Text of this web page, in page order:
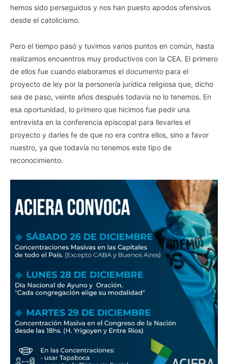
hemos sido perseguidos y nos han puesto apodos ofensivos
desde el catolicismo.
Pero el tiempo pasó y tuvimos varios puntos en común, hasta
realizamos encuentros muy productivos con la CEA. El primero
de ellos fue cuando elaboramos el documento para el
proyecto de ley por la personería jurídica religiosa que, dicho
sea de paso, veinte años después todavía no lo tenemos. En
esa oportunidad, lo primero que hicimos fue pedir una
entrevista en la conferencia episcopal para llevarles el
proyecto y darles fe de que no era contra ellos, sino a favor
nuestro, ya que todavía no tenemos este tipo de
reconocimiento.